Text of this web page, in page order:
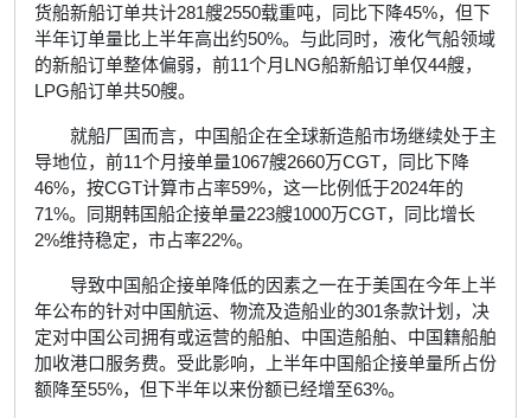
货船新船订单共计281艘2550载重吨，同比下降45%，但下
半年订单量比上半年高出约50%。与此同时，液化气船领域
的新船订单整体偏弱，前11个月LNG船新船订单仅44艘，
LPG船订单共50艘。
就船厂国而言，中国船企在全球新造船市场继续处于主
导地位，前11个月接单量1067艘2660万CGT，同比下降
46%，按CGT计算市占率59%，这一比例低于2024年的
71%。同期韩国船企接单量223艘1000万CGT，同比增长
2%维持稳定，市占率22%。
导致中国船企接单降低的因素之一在于美国在今年上半
年公布的针对中国航运、物流及造船业的301条款计划，决
定对中国公司拥有或运营的船舶、中国造船舶、中国籍船舶
加收港口服务费。受此影响，上半年中国船企接单量所占份
额降至55%，但下半年以来份额已经增至63%。